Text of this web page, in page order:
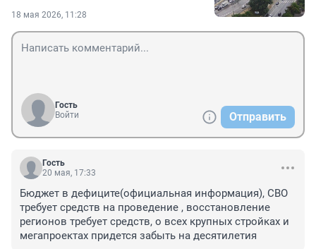
18 мая 2026, 11:28
Гость
Войти
Отправить
Гость
20 мая, 17:33
Бюджет в дефиците(официальная информация), СВО
требует средств на проведение , восстановление
регионов требует средств, о всех крупных стройках и
мегапроектах придется забыть на десятилетия